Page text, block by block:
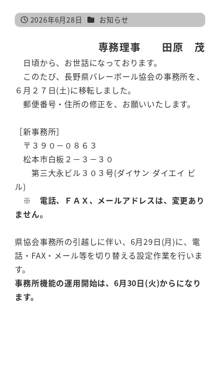
投稿日
2026年6月28日 カテゴリー
お知らせ
専務理事 田原 茂
日頃から、お世話になっております。
このたび、長野県バレーボール協会の事務所を、
６月２７日(土)に移転しました。
郵便番号・住所の修正を、お願いいたします。
［新事務所］
〒３９０－０８６３
松本市白板２－３－３０
第三大永ビル３０３号(ダイサン ダイエイ ビ
ル)
※ 電話、ＦＡＸ、メールアドレスは、変更あり
ません。
県協会事務所の引越しに伴い、6月29日(月)に、電
話・FAX・メール等を切り替える設定作業を行いま
す。
事務所機能の運用開始は、6月30日(火)からになり
ます。